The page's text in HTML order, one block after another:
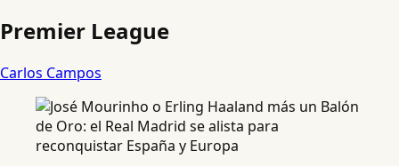
Premier League
Carlos Campos